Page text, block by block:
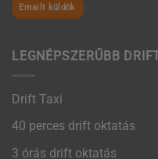
Emailt küldök
LEGNÉPSZERŰBB
Drift Taxi
40 perces drift oktatás
3 órás drift oktatás